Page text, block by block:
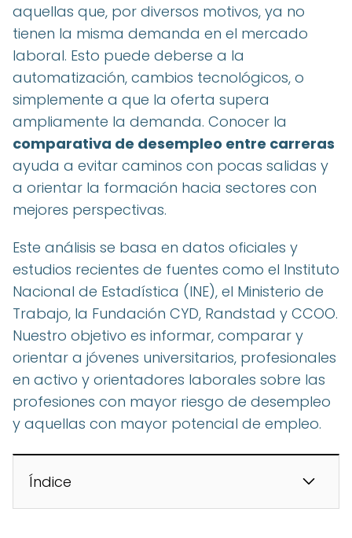
aquellas que, por diversos motivos, ya no
tienen la misma demanda en el mercado
laboral. Esto puede deberse a la
automatización, cambios tecnológicos, o
simplemente a que la oferta supera
ampliamente la demanda. Conocer la
comparativa de desempleo entre carreras
ayuda a evitar caminos con pocas salidas y
a orientar la formación hacia sectores con
mejores perspectivas.
Este análisis se basa en datos oficiales y
estudios recientes de fuentes como el Instituto
Nacional de Estadística (INE), el Ministerio de
Trabajo, la Fundación CYD, Randstad y CCOO.
Nuestro objetivo es informar, comparar y
orientar a jóvenes universitarios, profesionales
en activo y orientadores laborales sobre las
profesiones con mayor riesgo de desempleo
y aquellas con mayor potencial de empleo.
Índice